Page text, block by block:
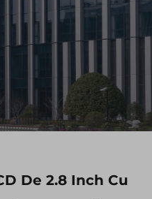
De 2.8 Inch Cu